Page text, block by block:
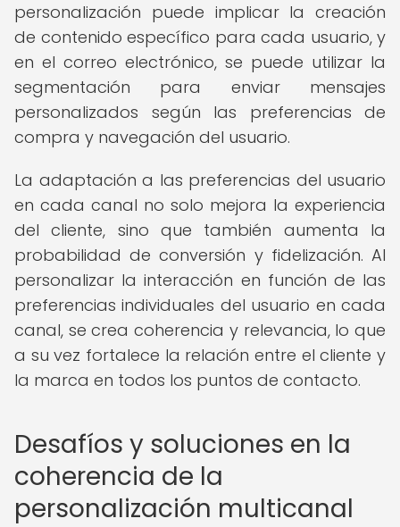
personalización puede implicar la creación
de contenido específico para cada usuario, y
en el correo electrónico, se puede utilizar la
segmentación para enviar mensajes
personalizados según las preferencias de
compra y navegación del usuario.
La adaptación a las preferencias del usuario
en cada canal no solo mejora la experiencia
del cliente, sino que también aumenta la
probabilidad de conversión y fidelización. Al
personalizar la interacción en función de las
preferencias individuales del usuario en cada
canal, se crea coherencia y relevancia, lo que
a su vez fortalece la relación entre el cliente y
la marca en todos los puntos de contacto.
Desafíos y soluciones en la
coherencia de la
personalización multicanal